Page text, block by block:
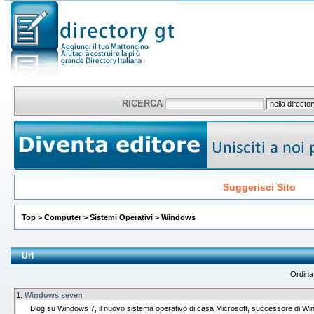
RICERCA
Suggerisci Sito
Top > Computer> Sistemi Operativi > Windows
Url
1. Windows seven
Blog su Windows 7, il nuovo sistema operativo di casa Microsoft, successore di